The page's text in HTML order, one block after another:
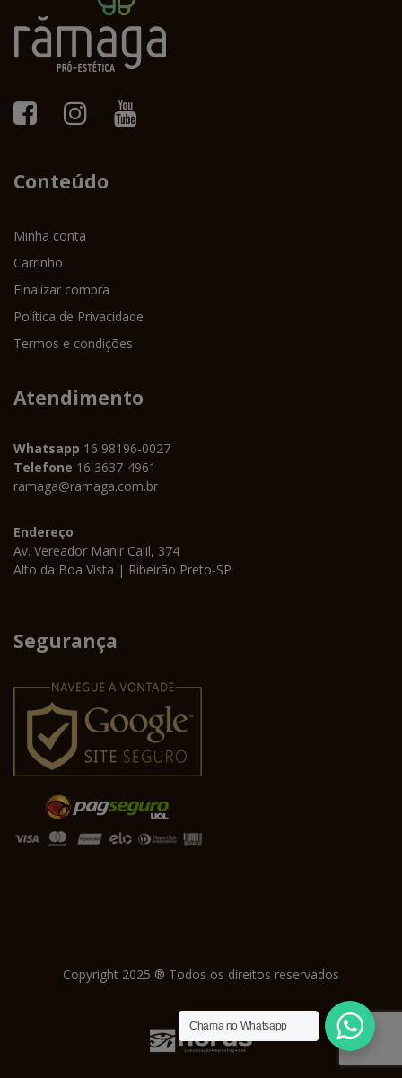
Conteúdo
Minha conta
Carrinho
Finalizar compra
Política de Privacidade
Termos e condições
Atendimento
Whatsapp 16 98196-0027
Telefone 16 3637-4961
ramaga@ramaga.com.br
Endereço
Av. Vereador Manir Calil, 374
Alto da Boa Vista | Ribeirão Preto-SP
Segurança
Copyright 2025 ® Todos os direitos reservados
Chama no Whatsapp